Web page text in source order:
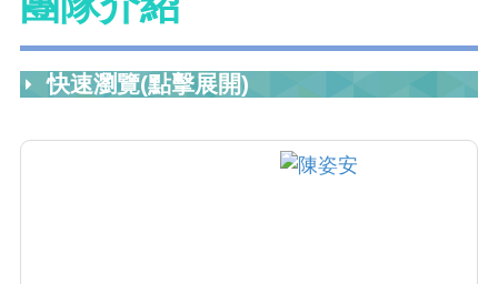
快速瀏覽(點擊展開)